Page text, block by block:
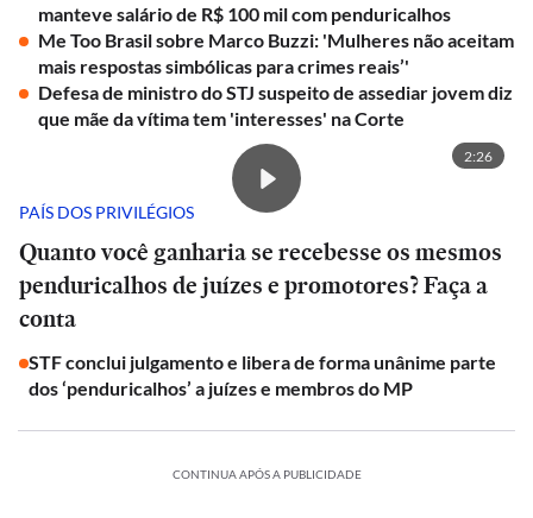
manteve salário de R$ 100 mil com penduricalhos
Me Too Brasil sobre Marco Buzzi: 'Mulheres não aceitam
mais respostas simbólicas para crimes reais’'
Defesa de ministro do STJ suspeito de assediar jovem diz
que mãe da vítima tem 'interesses' na Corte
2:26
PAÍS DOS PRIVILÉGIOS
Quanto você ganharia se recebesse os mesmos
penduricalhos de juízes e promotores? Faça a
conta
STF conclui julgamento e libera de forma unânime parte
dos ‘penduricalhos’ a juízes e membros do MP
CONTINUA APÓS A PUBLICIDADE